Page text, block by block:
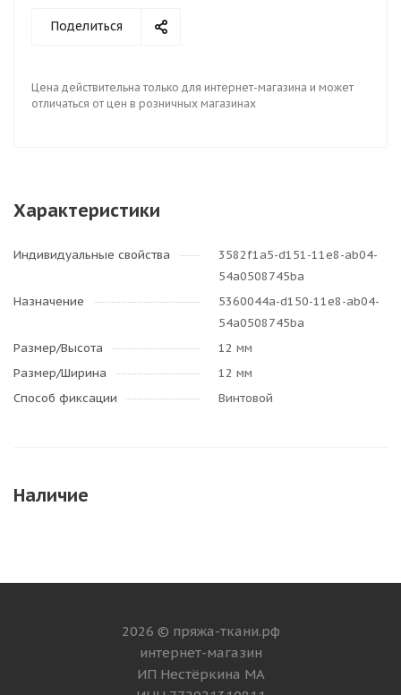
Поделиться
Цена действительна только для интернет-магазина и может
отличаться от цен в розничных магазинах
Характеристики
Индивидуальные свойства
3582f1a5-d151-11e8-ab04-
54a0508745ba
Назначение
5360044a-d150-11e8-ab04-
54a0508745ba
Размер/Высота
12 мм
Размер/Ширина
12 мм
Способ фиксации
Винтовой
Наличие
2026 © пряжа-ткани.рф
интернет-магазин
ИП Нестёркина МА